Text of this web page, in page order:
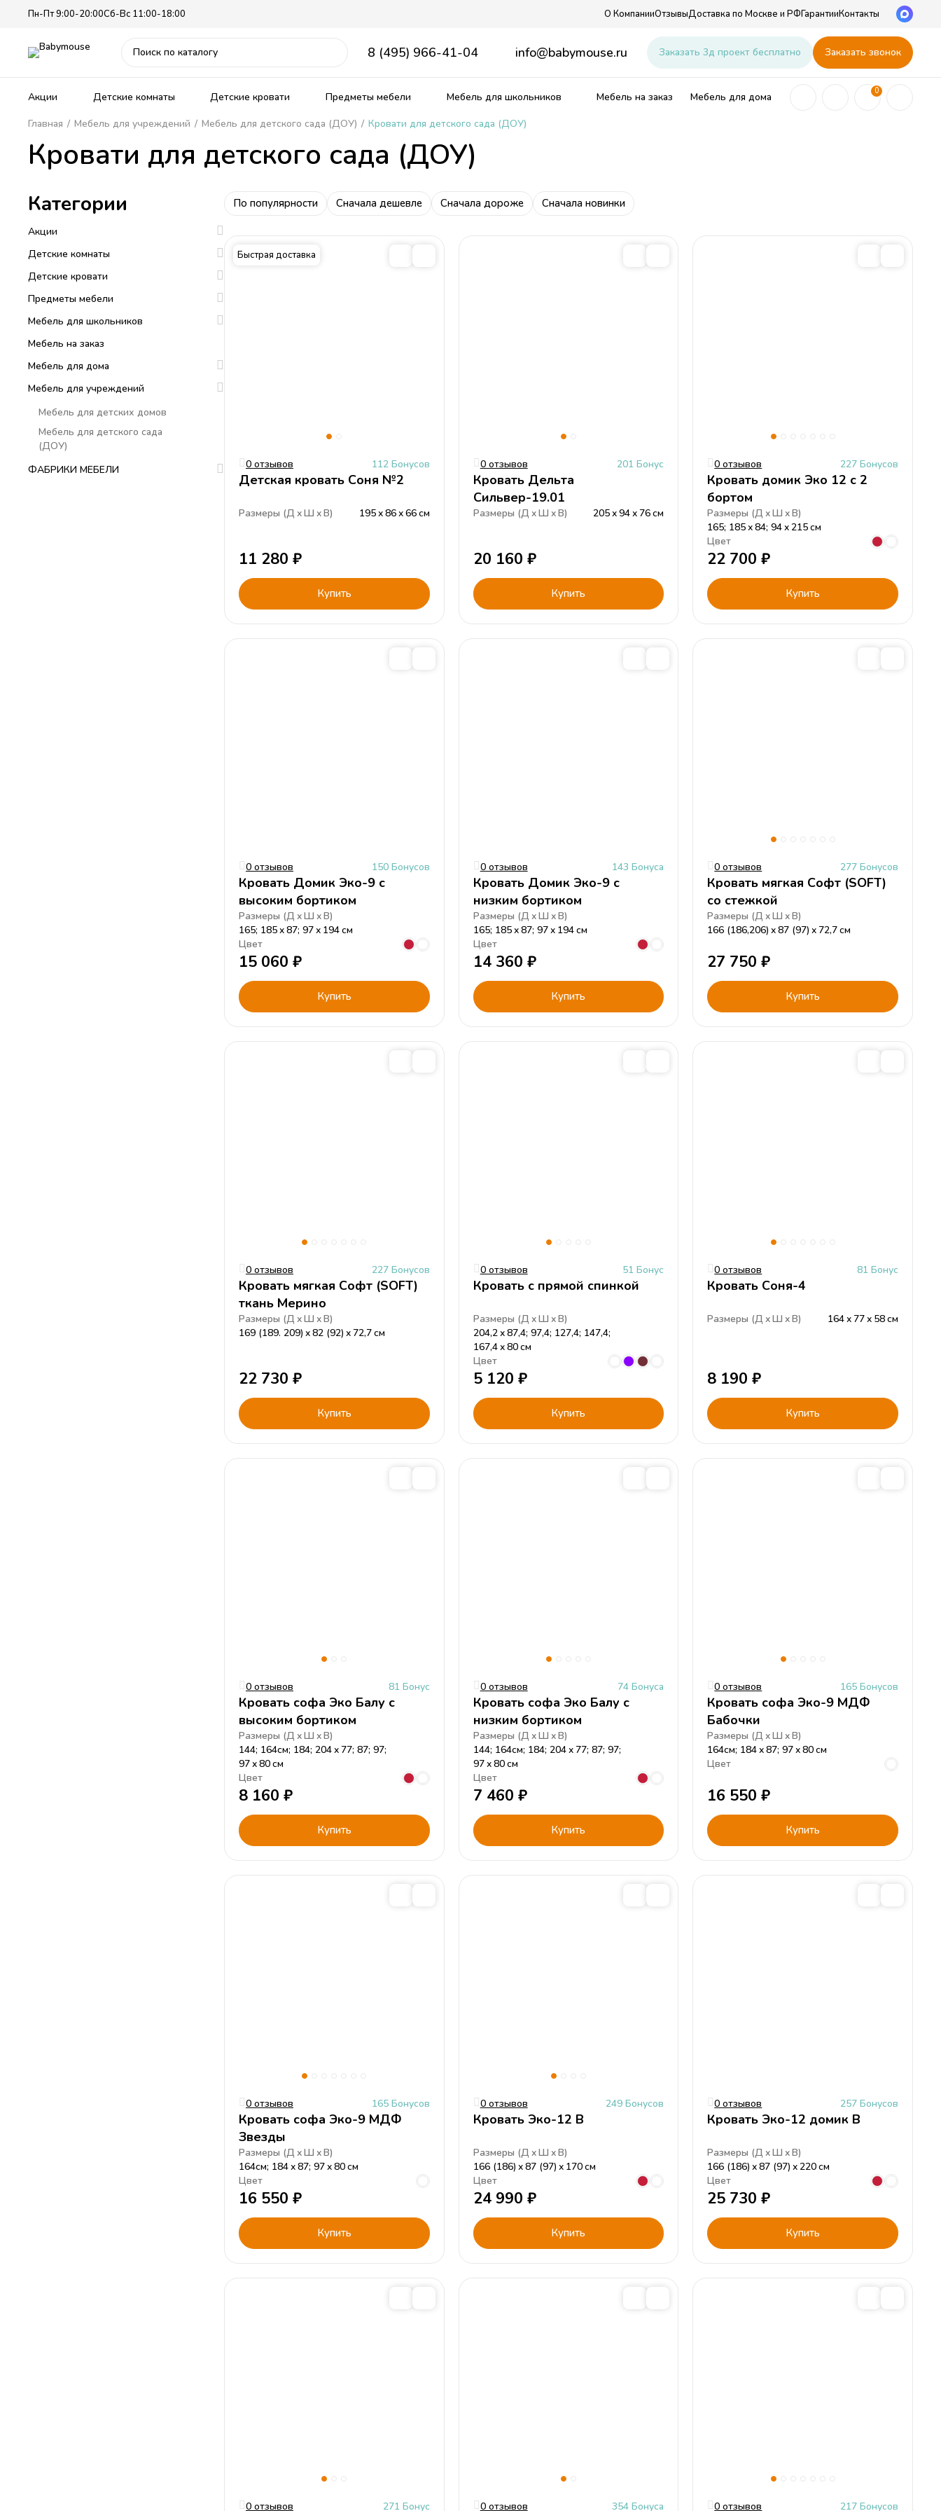
Пн-Пт 9:00-20:00Сб-Вс 11:00-18:00 О КомпанииОтзывыДоставка по Москве и РФГарантииКонтакты
8 (495) 966-41-04 info@babymouse.ru Заказать 3д проект бесплатно Заказать звонок
Акции Детские комнаты
Для девочек
Для подростков
Классические
Тематические
Детские кровати
Для мальчиков
Односпальные
Кровати-домики
Детские диваны
Предметы мебели
Стеллажи
Комоды
Стенки
Ящики для игрушек
Мебель для школьников
Парты
Стулья
Мебель на заказ Мебель для дома
Гостиная
Прихожая
0
Главная / Мебель для учреждений / Мебель для детского сада (ДОУ) / Кровати для детского сада (ДОУ)
Кровати для детского сада (ДОУ)
Категории
Акции
Детские комнаты
Детские кровати
Предметы мебели
Мебель для школьников
Мебель на заказ
Мебель для дома
Мебель для учреждений
Мебель для детских домов
Мебель для детского сада
(ДОУ)
ФАБРИКИ МЕБЕЛИ
По популярности Сначала дешевле Сначала дороже Cначала новинки
Быстрая доставка
0 отзывов 112 Бонусов
Детская кровать Соня №2
Размеры (Д Ш В) 195 86 66см
11 280 ₽
Купить
0 отзывов 201 Бонус
Кровать Дельта
Сильвер-19.01
Размеры (Д Ш В) 205 94 76см
20 160 ₽
Купить
0 отзывов 227 Бонусов
Кровать домик Эко 12 с 2
бортом
Цвет
Размеры (Д Ш В)
165; 185
84; 94 215см
22 700₽
Купить
0 отзывов 150 Бонусов
Кровать Домик Эко-9 с
высоким бортиком
Цвет
Размеры (Д Ш В)
165; 185
87; 97 194см
15 060 ₽
Купить
0 отзывов 143 Бонуса
Кровать Домик Эко-9 с
низким бортиком
Цвет
Размеры (Д Ш В)
165; 185
87; 97 194см
14 360 ₽
Купить
0 отзывов 277 Бонусов
Кровать мягкая Софт (SOFT)
со стежкой
Размеры (Д Ш В)
166 (186,206)
87 (97) 72,7см
27 750₽
Купить
0 отзывов 227 Бонусов
Кровать мягкая Софт (SOFT)
ткань Мерино
Размеры (Д Ш В)
169 (189. 209)
82 (92) 72,7см
22 730 ₽
Купить
0 отзывов 51 Бонус
Кровать с прямой спинкой
Цвет
Размеры (Д Ш В)
204,2
87,4; 97,4; 127,4; 147,4;
167,4
80см
5 120 ₽
Купить
0 отзывов 81 Бонус
Кровать Соня-4
Размеры (Д Ш В) 164 77 58см
8 190₽
Купить
0 отзывов 81 Бонус
Кровать софа Эко Балу с
высоким бортиком
Цвет
Размеры (Д Ш В)
144; 164см; 184; 204
77; 87; 97;
97
80см
8 160 ₽
Купить
0 отзывов 74 Бонуса
Кровать софа Эко Балу с
низким бортиком
Цвет
Размеры (Д Ш В)
144; 164см; 184; 204
77; 87; 97;
97
80см
7 460 ₽
Купить
0 отзывов 165 Бонусов
Кровать софа Эко-9 МДФ
Бабочки
Цвет
Размеры (Д Ш В)
164см; 184
87; 97 80см
16 550₽
Купить
0 отзывов 165 Бонусов
Кровать софа Эко-9 МДФ
Звезды
Цвет
Размеры (Д Ш В)
164см; 184
87; 97 80см
16 550 ₽
Купить
0 отзывов 249 Бонусов
Кровать Эко-12 В
Цвет
Размеры (Д Ш В)
166 (186)
87 (97) 170см
24 990 ₽
Купить
0 отзывов 257 Бонусов
Кровать Эко-12 домик В
Цвет
Размеры (Д Ш В)
166 (186)
87 (97) 220см
25 730₽
Купить
0 отзывов 271 Бонус 0 отзывов 354 Бонуса 0 отзывов 217 Бонусов